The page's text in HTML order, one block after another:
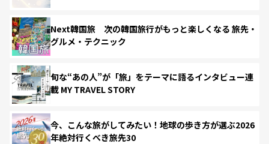
Next韓国旅 次の韓国旅行がもっと楽しくなる 旅先・
グルメ・テクニック
旬な“あの人”が「旅」をテーマに語るインタビュー連
載 MY TRAVEL STORY
今、こんな旅がしてみたい！地球の歩き方が選ぶ2026
年絶対行くべき旅先30